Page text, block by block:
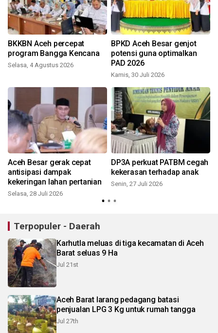
BKKBN Aceh percepat
program Bangga Kencana
Selasa, 4 Agustus 2026
BPKD Aceh Besar genjot
potensi guna optimalkan
PAD 2026
Kamis, 30 Juli 2026
Aceh Besar gerak cepat
antisipasi dampak
kekeringan lahan pertanian
Selasa, 28 Juli 2026
DP3A perkuat PATBM cegah
kekerasan terhadap anak
Senin, 27 Juli 2026
Terpopuler - Daerah
Karhutla meluas di tiga kecamatan di Aceh
Barat seluas 9 Ha
Jul 21st
Aceh Barat larang pedagang batasi
penjualan LPG 3 Kg untuk rumah tangga
Jul 27th